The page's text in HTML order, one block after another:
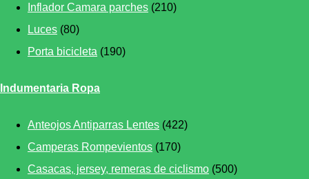
Inflador Camara parches (210)
Luces (80)
Porta bicicleta (190)
Indumentaria Ropa
Anteojos Antiparras Lentes (422)
Camperas Rompevientos (170)
Casacas, jersey, remeras de ciclismo (500)